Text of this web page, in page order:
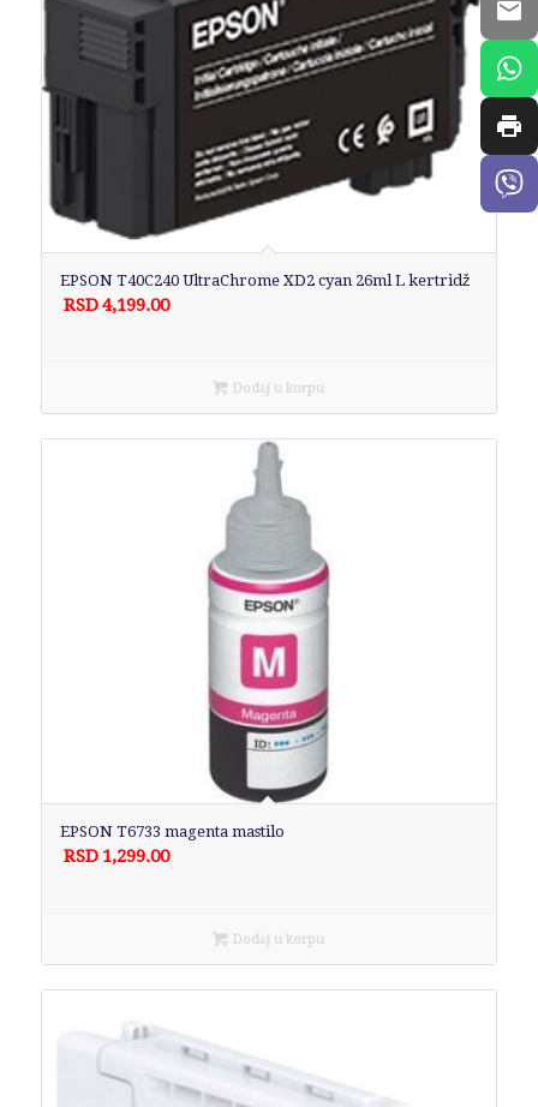
EPSON T40C240 UltraChrome XD2 cyan 26ml L kertridž
RSD4,199.00
Dodaj u korpu
EPSON T6733 magenta mastilo
RSD 1,299.00
Dodaj u korpu